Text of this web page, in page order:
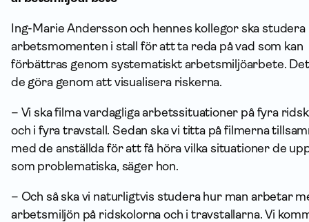
Ing-Marie Andersson och hennes kollegor ska studera
arbetsmomenten i stall för att ta reda på vad som kan
förbättras genom systematiskt arbetsmiljöarbete.
de göra genom att visualisera riskerna.
– Vi ska filma vardagliga arbetssituationer på fyra
och i fyra travstall. Sedan ska vi titta på filmerna
med de anställda för att få höra vilka situationer de
som problematiska, säger hon.
– Och så ska vi naturligtvis studera hur man arbetar
arbetsmiljön på ridskolorna och i travstallarna. Vi